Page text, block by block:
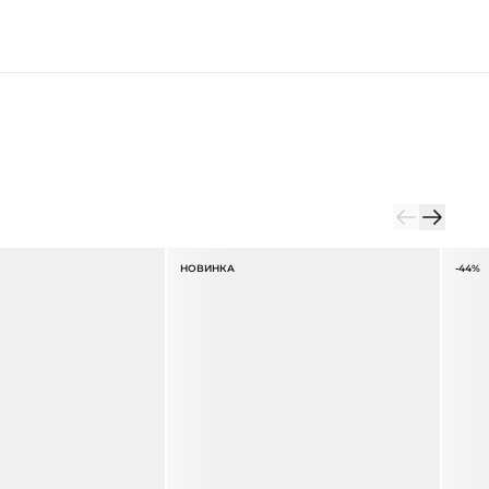
НОВИНКА -44%